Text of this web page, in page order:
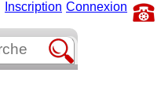
Inscription Connexion